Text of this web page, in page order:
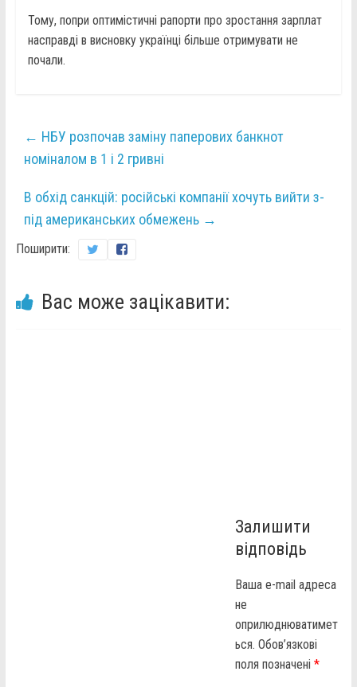
Тому, попри оптимістичні рапорти про зростання зарплат
насправді в висновку українці більше отримувати не
почали.
← НБУ розпочав заміну паперових банкнот
номіналом в 1 і 2 гривні
В обхід санкцій: російські компанії хочуть вийти з-
під американських обмежень →
Поширити:
Вас може зацікавити:
Залишити
відповідь
Ваша e-mail адреса
не
оприлюднюватимет
ься. Обов’язкові
поля позначені*